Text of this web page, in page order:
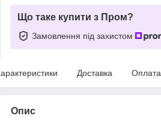
Що таке купити з Пром?
Замовлення під захистом
Доставка Оплата
Опис